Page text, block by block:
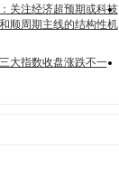
关注经济超预期或科技
顺周期主线的结构性机
大指数收盘涨跌不一